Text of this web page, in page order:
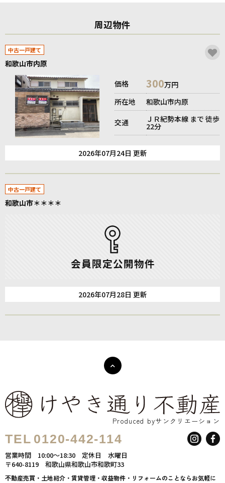
周辺物件
中古一戸建て
和歌山市内原
価格
300万円
所在地
和歌山市内原
交通 ＪＲ紀勢本線 まで 徒歩
22分
2026年07月24日 更新
中古一戸建て
和歌山市＊＊＊＊
2026年07月28日 更新
Produced byサンクリエーション
TEL 0120-442-114
営業時間 10:00～18:30 定休日 水曜日
〒640-8119 和歌山県和歌山市和歌町33
不動産売買・土地紹介・賃貸管理・収益物件・リフォームのことならお気軽に